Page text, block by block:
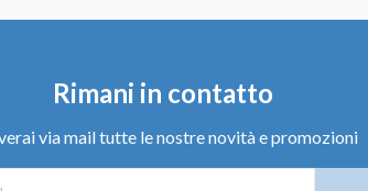
Rimani in contatto
via mail tutte le nostre novità e promozioni